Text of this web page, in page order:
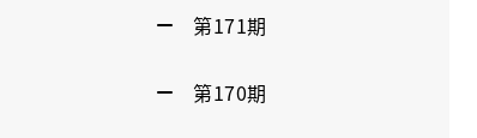
第171期
第170期